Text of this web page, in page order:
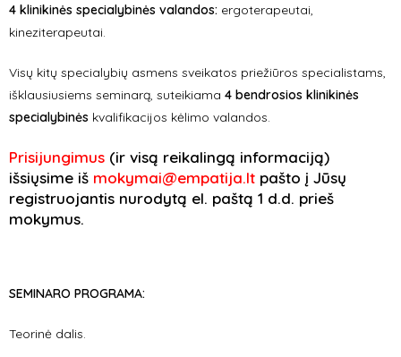
4 klinikinės specialybinės valandos: ergoterapeutai,
kineziterapeutai.
Visų kitų specialybių asmens sveikatos priežiūros specialistams,
išklausiusiems seminarą, suteikiama 4 bendrosios klinikinės
specialybinės kvalifikacijos kėlimo valandos.
Prisijungimus (ir visą reikalingą informaciją)
išsiųsime iš mokymai@empatija.lt pašto į Jūsų
registruojantis nurodytą el. paštą 1 d.d. prieš
mokymus.
SEMINARO PROGRAMA:
Teorinė dalis.